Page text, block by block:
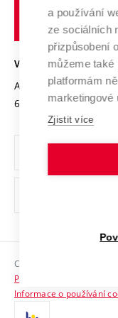
Transfer znalostí
Open Science
Projekty
Projekty ze
Specifický výzkum
Služby univerzity
Mezinárodní dohody
Univerzitní sítě
Podnikavá univerzita
Bezpečná univerzita
Vyznamenání
Organizační struktura
Ochrana osobních
Sociální bezpečí
HR Award
VYSOKÉ UČENÍ
Antonínská 548/1
602 00 Brno
Copyright © 2026 VUT
Prohlášení o přístupnosti
Informace o používání
a používání
ze sociálních
přizpůsobení
můžeme také
platformám
marketingové
Zjistit více